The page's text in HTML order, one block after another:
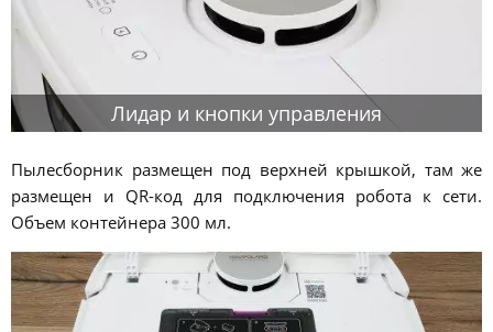
Лидар и кнопки управления
Пылесборник размещен под верхней крышкой, там же
размещен и QR-код для подключения робота к сети.
Объем контейнера 300 мл.